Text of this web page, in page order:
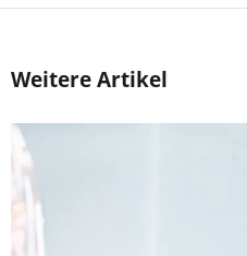
Weitere Artikel